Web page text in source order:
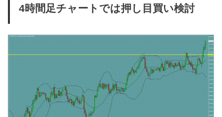
4時間足チャートでは押し目買い検討